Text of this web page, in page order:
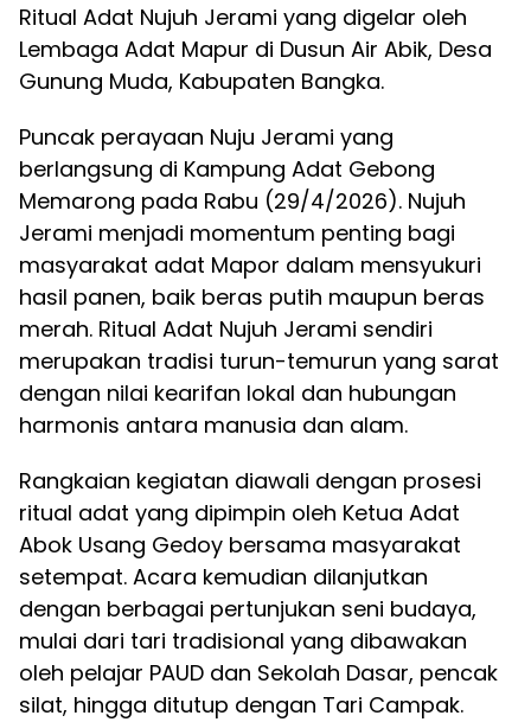
Ritual Adat Nujuh Jerami yang digelar oleh
Lembaga Adat Mapur di Dusun Air Abik, Desa
Gunung Muda, Kabupaten Bangka.
Puncak perayaan Nuju Jerami yang
berlangsung di Kampung Adat Gebong
Memarong pada Rabu (29/4/2026). Nujuh
Jerami menjadi momentum penting bagi
masyarakat adat Mapor dalam mensyukuri
hasil panen, baik beras putih maupun beras
merah. Ritual Adat Nujuh Jerami sendiri
merupakan tradisi turun-temurun yang sarat
dengan nilai kearifan lokal dan hubungan
harmonis antara manusia dan alam.
Rangkaian kegiatan diawali dengan prosesi
ritual adat yang dipimpin oleh Ketua Adat
Abok Usang Gedoy bersama masyarakat
setempat. Acara kemudian dilanjutkan
dengan berbagai pertunjukan seni budaya,
mulai dari tari tradisional yang dibawakan
oleh pelajar PAUD dan Sekolah Dasar, pencak
silat, hingga ditutup dengan Tari Campak.